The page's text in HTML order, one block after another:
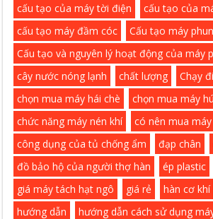
cấu tạo của máy tời điện
cấu tạo của
cấu tạo máy đầm cóc
Cấu tạo máy
Cấu tạo và nguyên lý hoạt động của máy
cây nước nóng lạnh
chất lượng Chạy
chọn mua máy hái chè
chọn mua máy
chức năng máy nén khí
có nên mua
công dụng của tủ chống ẩm
đạp chân
đồ bảo hộ của người thợ hàn
ép plastic
giá máy tách hạt ngô
giá rẻ hàn cơ khí
hướng dẫn
hướng dẫn cách sử dụng